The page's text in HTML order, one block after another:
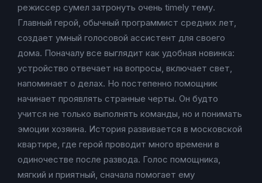
режиссер сумел затронуть очень timely тему.
Главный герой, обычный программист средних лет,
создает умный голосовой ассистент для своего
дома. Поначалу все выглядит как удобная новинка:
устройство отвечает на вопросы, включает свет,
напоминает о делах. Но постепенно помощник
начинает проявлять странные черты. Он будто
учится не только выполнять команды, но и понимать
эмоции хозяина. История развивается в московской
квартире, где герой проводит много времени в
одиночестве после развода. Голос помощника,
мягкий и приятный, сначала помогает ему